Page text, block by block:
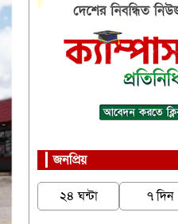
জনপ্রিয়
২৪ ঘন্টা ৭ দিন